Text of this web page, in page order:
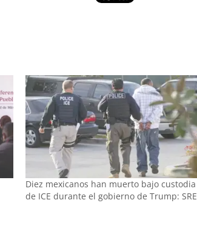
Diez mexicanos han muerto bajo custodia
de ICE durante el gobierno de Trump: SRE